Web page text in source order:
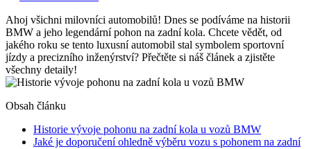
Ahoj všichni milovníci automobilů! Dnes se podíváme na historii
BMW a jeho legendární pohon na zadní kola. Chcete vědět, od
jakého roku se tento luxusní automobil stal symbolem sportovní
jízdy a precizního inženýrství? Přečtěte si náš článek a zjistěte
všechny detaily!
Obsah článku
Historie vývoje pohonu na zadní kola u vozů BMW
Jaké je doporučení ohledně výběru vozu s pohonem na zadní